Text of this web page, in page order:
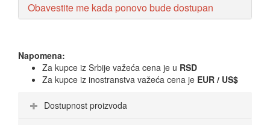
Obavestite me kada ponovo bude dostupan
Napomena:
Za kupce iz Srbije važeća cena je u RSD
Za kupce iz inostranstva važeća cena je EUR / US$
Dostupnost proizvoda